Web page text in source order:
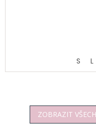
S L
ZOBRAZIT